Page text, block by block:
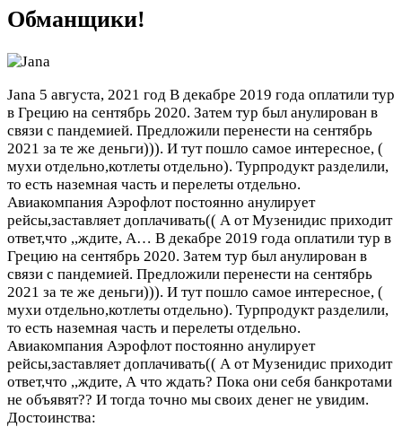
Обманщики!
Jana 5 августа, 2021 год В декабре 2019 года оплатили тур
в Грецию на сентябрь 2020. Затем тур был анулирован в
связи с пандемией. Предложили перенести на сентябрь
2021 за те же деньги))). И тут пошло самое интересное, (
мухи отдельно,котлеты отдельно). Турпродукт разделили,
то есть наземная часть и перелеты отдельно.
Авиакомпания Аэрофлот постоянно анулирует
рейсы,заставляет доплачивать(( А от Музенидис приходит
ответ,что ,,ждите, А… В декабре 2019 года оплатили тур в
Грецию на сентябрь 2020. Затем тур был анулирован в
связи с пандемией. Предложили перенести на сентябрь
2021 за те же деньги))). И тут пошло самое интересное, (
мухи отдельно,котлеты отдельно). Турпродукт разделили,
то есть наземная часть и перелеты отдельно.
Авиакомпания Аэрофлот постоянно анулирует
рейсы,заставляет доплачивать(( А от Музенидис приходит
ответ,что ,,ждите, А что ждать? Пока они себя банкротами
не объявят?? И тогда точно мы своих денег не увидим.
Достоинства: